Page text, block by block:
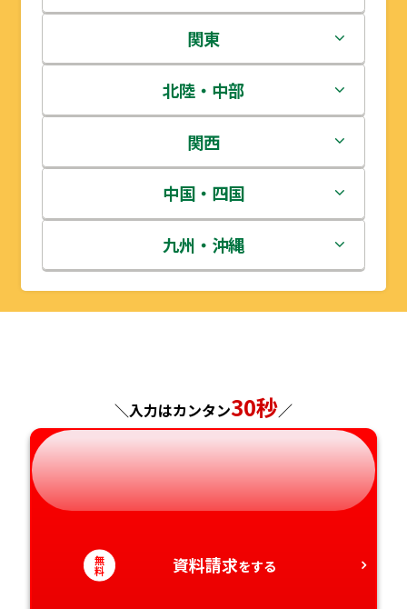
北海道
青森県
岩手県
宮城県
秋田県
山形県
関東
茨城県
栃木県
群馬県
埼玉県
千葉県
北陸・中部
新潟県
富山県
石川県
福井県
静岡県
関西
三重県
滋賀県
京都府
奈良県
和歌山県
中国・四国
鳥取県
島根県
山口県
徳島県
九州・沖縄
福岡県
熊本県
大分県
＼入力はカンタン30秒／
無
料 資料請求をする